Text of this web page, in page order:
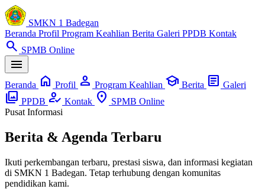
SMKN 1 Badegan
Beranda Profil Program Keahlian Berita Galeri PPDB Kontak
search SPMB Online
menu
Beranda home Profil person Program Keahlian school Berita article Galeri
photo_library PPDB how_to_reg Kontak location_on SPMB Online
Pusat Informasi
Berita & Agenda Terbaru
Ikuti perkembangan terbaru, prestasi siswa, dan informasi kegiatan
di SMKN 1 Badegan. Tetap terhubung dengan komunitas
pendidikan kami.